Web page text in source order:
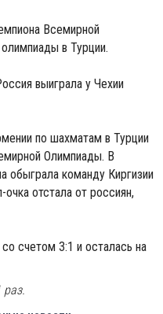
Всемирной
в Турции.
выиграла у Чехии
по шахматам в Турции
Олимпиады. В
обыграла команду Киргизии
отстала от россиян,
счетом 3:1 и осталась на
раз.